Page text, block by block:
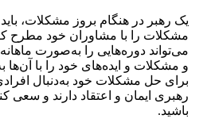
یک رهبر در هنگام بروز مشکلات،
مشکلات را با مشاوران خود مطرح
می‌تواند دوره‌هایی را به‌صورت
و مشکلات و ایده‌های خود را با آن‌ها
برای حل مشکلات خود به‌دنبال
رهبری ایمان و اعتقاد دارند و سعی
باشید.